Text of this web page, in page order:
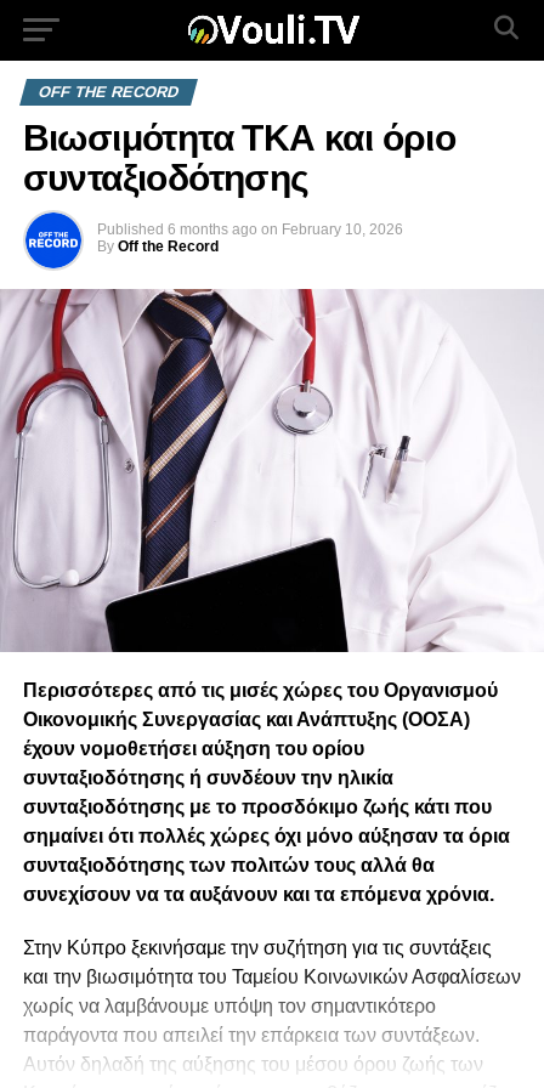
OFF THE RECORD
Βιωσιμότητα ΤΚΑ και όριο
συνταξιοδότησης
Published 6 months ago on February 10, 2026
By Off the Record
Περισσότερες από τις μισές χώρες του Οργανισμού
Οικονομικής Συνεργασίας και Ανάπτυξης (ΟΟΣΑ)
έχουν νομοθετήσει αύξηση του ορίου
συνταξιοδότησης ή συνδέουν την ηλικία
συνταξιοδότησης με το προσδόκιμο ζωής κάτι που
σημαίνει ότι πολλές χώρες όχι μόνο αύξησαν τα όρια
συνταξιοδότησης των πολιτών τους αλλά θα
συνεχίσουν να τα αυξάνουν και τα επόμενα χρόνια.
Στην Κύπρο ξεκινήσαμε την συζήτηση για τις συντάξεις
και την βιωσιμότητα του Ταμείου Κοινωνικών Ασφαλίσεων
χωρίς να λαμβάνουμε υπόψη τον σημαντικότερο
παράγοντα που απειλεί την επάρκεια των συντάξεων.
Αυτόν δηλαδή της αύξησης του μέσου όρου ζωής των